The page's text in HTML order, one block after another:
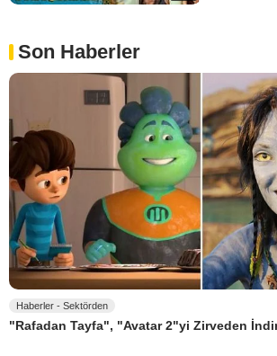
Son Haberler
Haberler - Sektörden
"Rafadan Tayfa", "Avatar 2"yi Zirveden